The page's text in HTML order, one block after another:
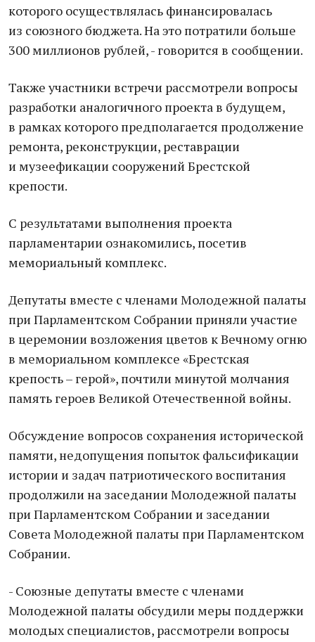
которого осуществлялась финансировалась
из союзного бюджета. На это потратили больше
300 миллионов рублей, - говорится в сообщении.
Также участники встречи рассмотрели вопросы
разработки аналогичного проекта в будущем,
в рамках которого предполагается продолжение
ремонта, реконструкции, реставрации
и музеефикации сооружений Брестской
крепости.
С результатами выполнения проекта
парламентарии ознакомились, посетив
мемориальный комплекс.
Депутаты вместе с членами Молодежной палаты
при Парламентском Собрании приняли участие
в церемонии возложения цветов к Вечному огню
в мемориальном комплексе «Брестская
крепость – герой», почтили минутой молчания
память героев Великой Отечественной войны.
Обсуждение вопросов сохранения исторической
памяти, недопущения попыток фальсификации
истории и задач патриотического воспитания
продолжили на заседании Молодежной палаты
при Парламентском Собрании и заседании
Совета Молодежной палаты при Парламентском
Собрании.
- Союзные депутаты вместе с членами
Молодежной палаты обсудили меры поддержки
молодых специалистов, рассмотрели вопросы